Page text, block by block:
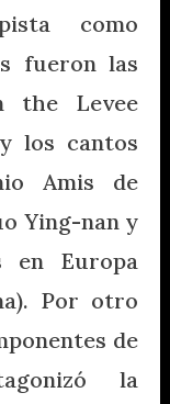
como
fueron las
the Levee
los cantos
Amis de
Ying-nan y
en Europa
Por otro
de
la